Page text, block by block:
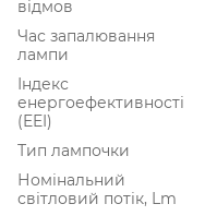
відмов
Час запалювання
лампи
Індекс
енергоефективності
(EEI)
Тип лампочки
Номінальний
світловий потік, Lm